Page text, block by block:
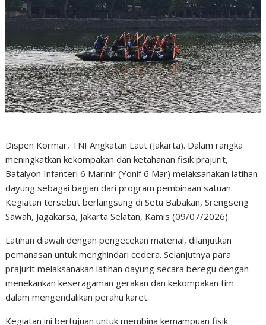
Dispen Kormar, TNI Angkatan Laut (Jakarta). Dalam rangka
meningkatkan kekompakan dan ketahanan fisik prajurit,
Batalyon Infanteri 6 Marinir (Yonif 6 Mar) melaksanakan latihan
dayung sebagai bagian dari program pembinaan satuan.
Kegiatan tersebut berlangsung di Setu Babakan, Srengseng
Sawah, Jagakarsa, Jakarta Selatan, Kamis (09/07/2026).
Latihan diawali dengan pengecekan material, dilanjutkan
pemanasan untuk menghindari cedera. Selanjutnya para
prajurit melaksanakan latihan dayung secara beregu dengan
menekankan keseragaman gerakan dan kekompakan tim
dalam mengendalikan perahu karet.
Kegiatan ini bertujuan untuk membina kemampuan fisik